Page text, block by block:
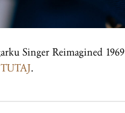
Singer Reimagined 1969
TUTAJ.